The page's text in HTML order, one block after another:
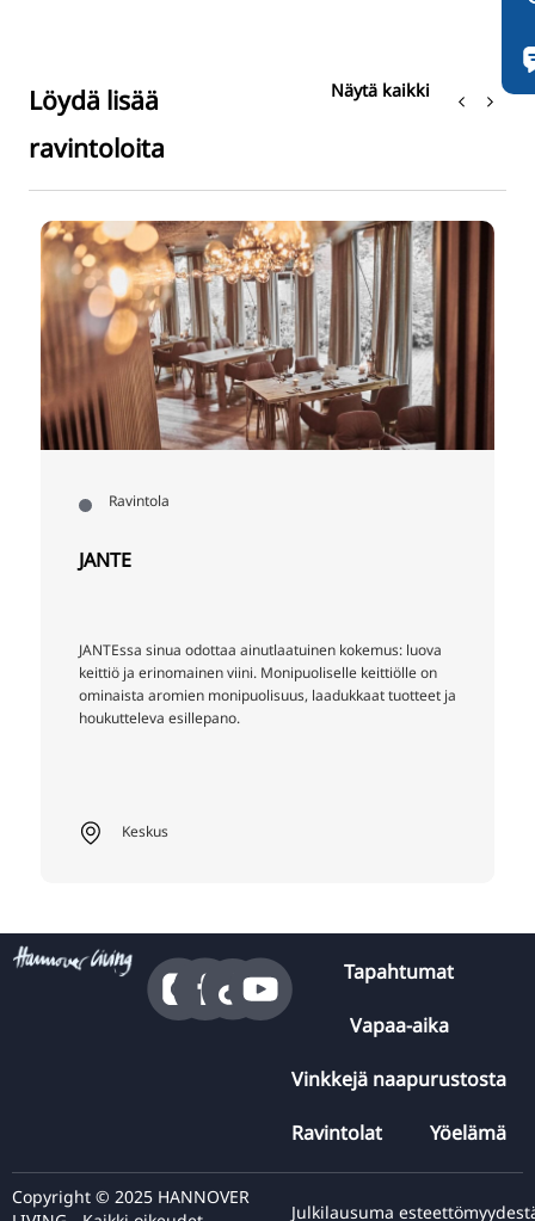
Löydä lisää
ravintoloita
Näytä kaikki
Ravintola
JANTE
JANTEssa sinua odottaa ainutlaatuinen kokemus: luova
keittiö ja erinomainen viini. Monipuoliselle keittiölle on
ominaista aromien monipuolisuus, laadukkaat tuotteet ja
houkutteleva esillepano.
Keskus
Tapahtumat
Vapaa-aika
Vinkkejä naapurustosta
Ravintolat Yöelämä
Copyright © 2025 HANNOVER
Julkilausuma